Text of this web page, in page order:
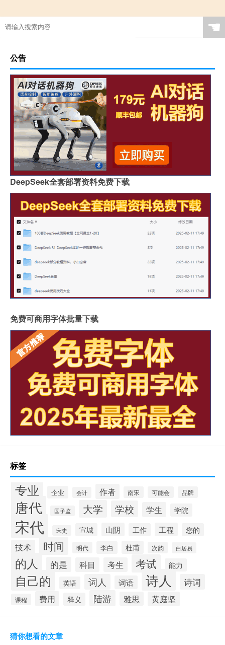
☚
公告
DeepSeek全套部署资料免费下载
免费可商用字体批量下载
标签
专业 企业 会计 作者 南宋 可能会 品牌
唐代 国子监 大学 学校 学生 学院
宋代 宋史 宣城 山阴 工作 工程 您的
技术 时间 明代 李白 杜甫 次韵 白居易
的人 的是 科目 考生 考试 能力
自己的 英语 词人 词语 诗人 诗词
课程 费用 释义 陆游 雅思 黄庭坚
猜你想看的文章